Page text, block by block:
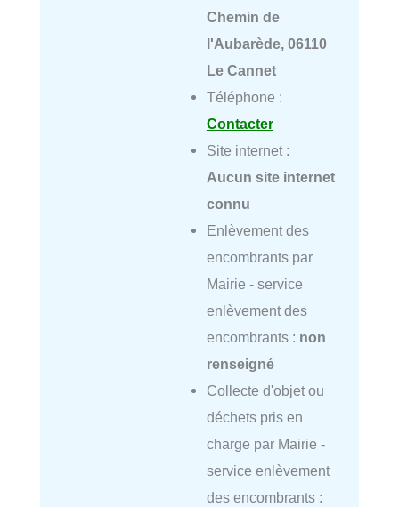
Chemin de
l'Aubarède, 06110
Le Cannet
Téléphone :
Contacter
Site internet :
Aucun site internet
connu
Enlèvement des
encombrants par
Mairie - service
enlèvement des
encombrants : non
renseigné
Collecte d'objet ou
déchets pris en
charge par Mairie -
service enlèvement
des encombrants :